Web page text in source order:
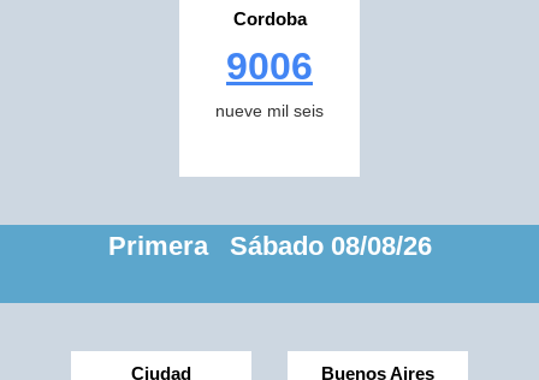
Cordoba
9006
nueve mil seis
Primera Sábado 08/08/26
Ciudad Buenos Aires